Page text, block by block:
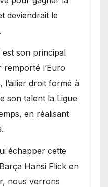
deviendrait le
est son principal
l’Euro
l’ailier droit formé à
son talent la Ligue
en réalisant
échapper cette
Hansi Flick en
nous verrons